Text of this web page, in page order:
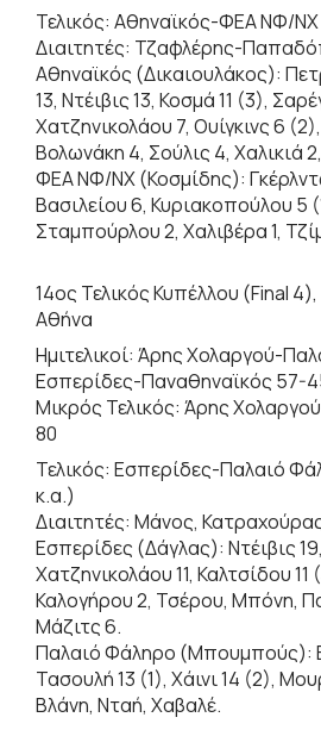
Τελικός: Αθηναϊκός-ΦΕΑ ΝΦ/
Διαιτητές: Τζαφλέρης-
Αθηναϊκός (Δικαιουλάκος):
13, Ντέιβις 13, Κοσμά 11 (3),
Χατζηνικολάου 7, Ουίγκινς 6
Βολωνάκη 4, Σούλις 4, Χαλικιά
ΦΕΑ ΝΦ/ΝΧ (Κοσμίδης):
Βασιλείου 6, Κυριακοπούλου 5
Σταμπούρλου 2, Χαλιβέρα 1,
14ος Τελικός Κυπέλλου (Final
Αθήνα
Ημιτελικοί: Άρης Χολαργού-
Εσπερίδες-Παναθηναϊκός 57-
Μικρός Τελικός: Άρης
80
Τελικός: Εσπερίδες-Παλαιό
κ.α.)
Διαιτητές: Μάνος,
Εσπερίδες (Δάγλας): Ντέιβις
Χατζηνικολάου 11, Καλτσίδου
Καλογήρου 2, Τσέρου, Μπόνη,
Μάζιτς 6.
Παλαιό Φάληρο (Μπουμπούς):
Τασουλή 13 (1), Χάινι 14 (2),
Βλάνη, Νταή, Χαβαλέ.